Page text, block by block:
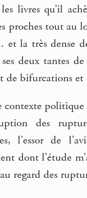
livres qu’il
proches tout au
et la très dense
deux tantes
de bifurcations et
contexte
des
l’essor de
dont l’étude
regard des